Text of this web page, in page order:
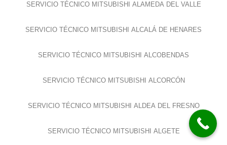
SERVICIO TÉCNICO MITSUBISHI ALAMEDA DEL VALLE
SERVICIO TÉCNICO MITSUBISHI ALCALÁ DE HENARES
SERVICIO TÉCNICO MITSUBISHI ALCOBENDAS
SERVICIO TÉCNICO MITSUBISHI ALCORCÓN
SERVICIO TÉCNICO MITSUBISHI ALDEA DEL FRESNO
SERVICIO TÉCNICO MITSUBISHI ALGETE